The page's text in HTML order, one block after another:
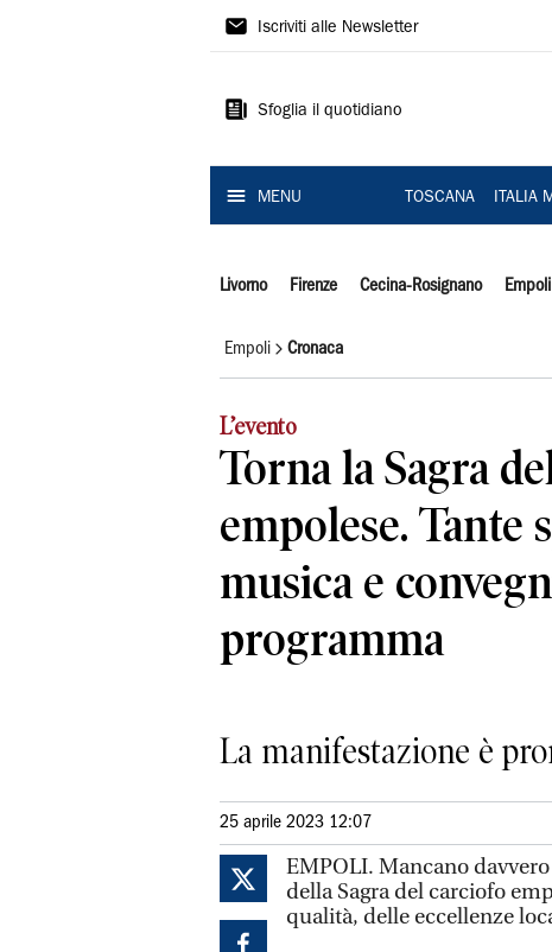
Il
Iscriviti alle Newsletter
Sfoglia il quotidiano
MENU TOSCANA ITALIA
Livorno Firenze Cecina-Rosignano Empoli
Empoli Cronaca
L’evento
Torna la Sagra
empolese. Tante
musica e
programma
La manifestazione è
25 aprile 2023 12:07
EMPOLI. Mancano
della Sagra del carciofo
qualità, delle eccellenze